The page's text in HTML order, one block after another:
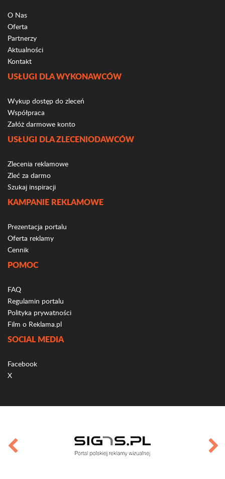
O Nas
Oferta
Partnerzy
Aktualności
Kontakt
USŁUGI DLA WYKONAWCÓW
Wykup dostęp do zleceń
Współpraca
Załóż darmowe konto
USŁUGI DLA ZLECENIODAWCÓW
Zlecenia reklamowe
Zleć za darmo
Szukaj inspiracji
KAMPANIE REKLAMOWE
Prezentacja portalu
Oferta reklamy
Cennik
POMOC
FAQ
Regulamin portalu
Polityka prywatności
Film o Reklama.pl
SOCIAL MEDIA
Facebook
X